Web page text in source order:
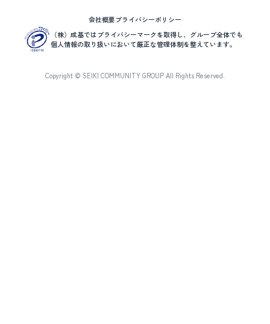
会社概要プライバシーポリシー
（株）成基ではプライバシーマークを取得し、グループ全体でも
個人情報の取り扱いにおいて厳正な管理体制を整えています。
Copyright © SEIKI COMMUNITY GROUP All Rights Reserved.